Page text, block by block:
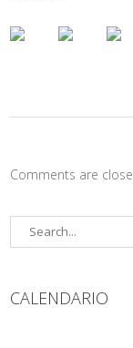
Comments are
CALENDARIO